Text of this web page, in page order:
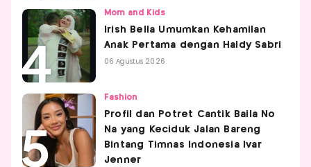
Mom and Kids
Irish Bella Umumkan Kehamilan
Anak Pertama dengan Haldy Sabri
06 Agustus 2026
Fashion
Profil dan Potret Cantik Baila No
Na yang Keciduk Jalan Bareng
Bintang Timnas Indonesia Ivar
Jenner